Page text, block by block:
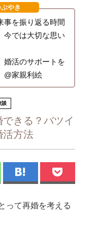
やき
事を振り返る時間
今では大切な思い
婚活のサポートを
@家親利絵
談
きる？バツイ
活方法
って再婚を考える